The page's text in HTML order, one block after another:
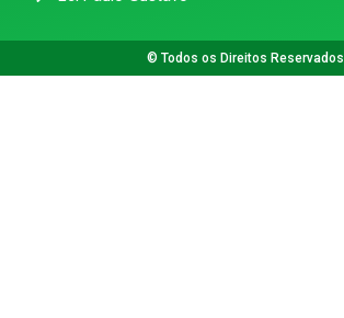
© Todos os Direitos Reservados